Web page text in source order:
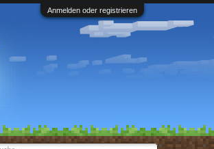
Anmelden oder registrieren